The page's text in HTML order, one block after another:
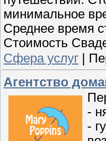
минимальное
Среднее время
Стоимость
Cфера услуг
Агентство
-
-